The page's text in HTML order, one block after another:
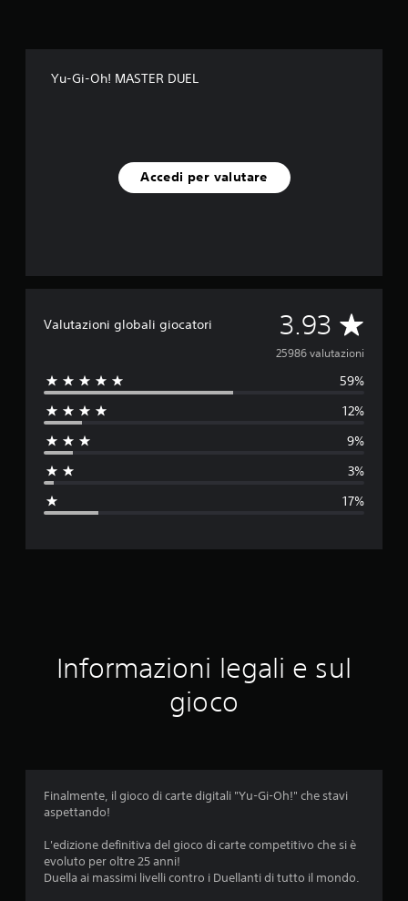
Yu-Gi-Oh! MASTER DUEL
Accedi per valutare
Valutazioni globali giocatori 3.93 V
a
u
a
i
e
i
25986 valutazioni
59%
12%
9%
3%
17%
Informazioni legali e sul
gioco
Finalmente, il gioco di carte digitali "Yu-Gi-Oh!" che stavi
aspettando!
L'edizione definitiva del gioco di carte competitivo che si è
evoluto per oltre 25 anni!
Duella ai massimi livelli contro i Duellanti di tutto il mondo.